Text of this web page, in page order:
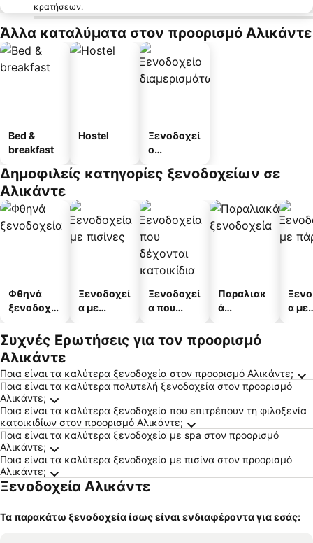
κρατήσεων.
Άλλα καταλύματα στον προορισμό Αλικάντε
Bed &
breakfast
Hostel
Ξενοδοχεί
ο
άτων
Δημοφιλείς κατηγορίες ξενοδοχείων σε
Αλικάντε
Φθηνά
ξενοδοχεί
Ξενοδοχεί
α με
Ξενοδοχεί
α που
κατοικίδι
α
Παραλιακ
ά
α
α με
Συχνές Ερωτήσεις για τον προορισμό
Αλικάντε
Ποια είναι τα καλύτερα ξενοδοχεία στον προορισμό Αλικάντε;
Ποια είναι τα καλύτερα πολυτελή ξενοδοχεία στον προορισμό
Αλικάντε;
Ποια είναι τα καλύτερα ξενοδοχεία που επιτρέπουν τη φιλοξενία
κατοικιδίων στον προορισμό Αλικάντε;
Ποια είναι τα καλύτερα ξενοδοχεία με spa στον προορισμό
Αλικάντε;
Ποια είναι τα καλύτερα ξενοδοχεία με πισίνα στον προορισμό
Αλικάντε;
Ξενοδοχεία Αλικάντε
Τα παρακάτω ξενοδοχεία ίσως είναι ενδιαφέροντα για εσάς: